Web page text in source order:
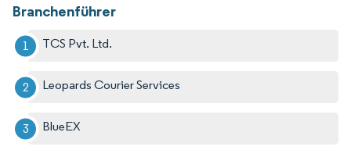
Branchenführer
TCS Pvt. Ltd.
Leopards Courier Services
BlueEX